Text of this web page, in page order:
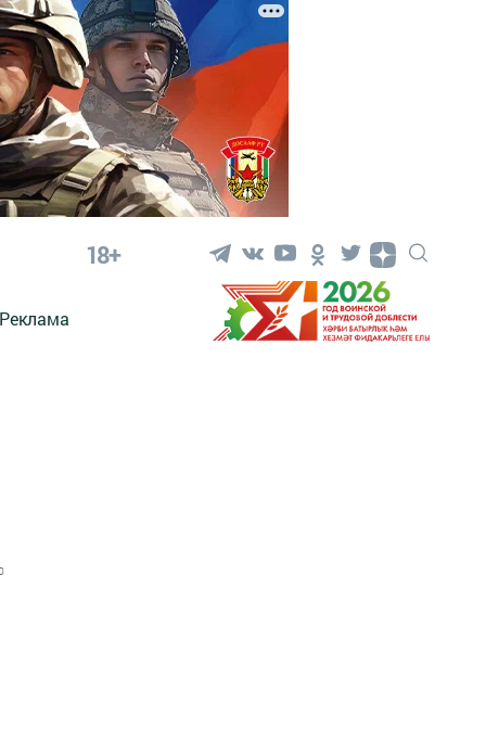
18+
Реклама